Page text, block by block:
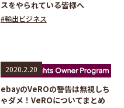
スをやられている皆様へ
#輸出ビジネス
2020.2.20
ebayのVeROの警告は無視しち
ゃダメ！VeROについてまとめ